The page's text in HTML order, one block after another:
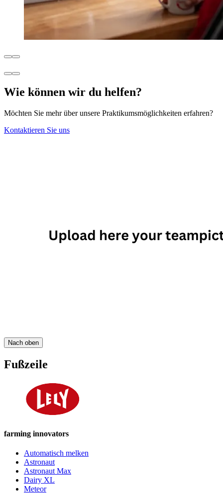
Wie können wir du helfen?
Möchten Sie mehr über unsere Praktikumsmöglichkeiten erfahren?
Kontaktieren Sie uns
Nach oben
Fußzeile
farming innovators
Automatisch melken
Astronaut
Astronaut Max
Dairy XL
Meteor